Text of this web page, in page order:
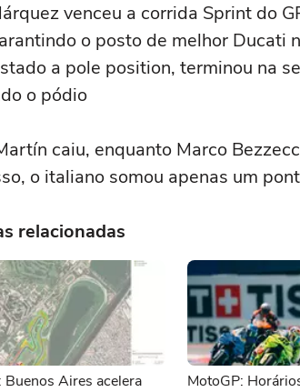
venceu a corrida Sprint do
o posto de melhor Ducati
a pole position, terminou na
o pódio
caiu, enquanto Marco
o italiano somou apenas um
relacionadas
Buenos Aires acelera
MotoGP: